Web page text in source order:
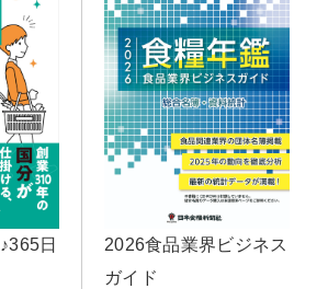
日
2026食品業界ビジネス
ガイド